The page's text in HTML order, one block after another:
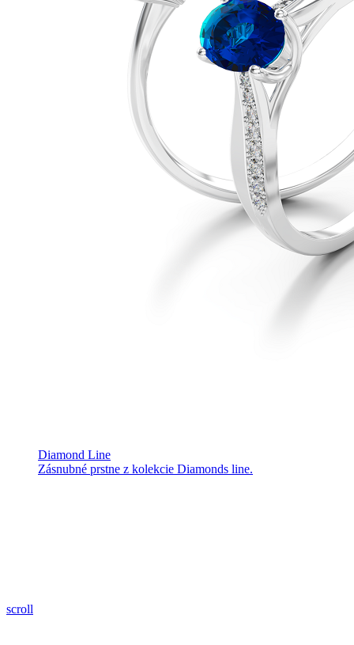
Diamond Line
Zásnubné prstne z kolekcie Diamonds line.
scroll